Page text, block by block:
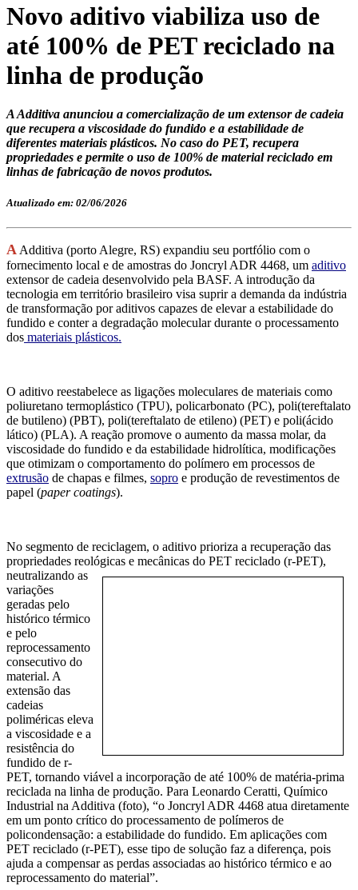
Novo aditivo viabiliza uso de
até 100% de PET reciclado na
linha de produção
A Additiva anunciou a comercialização de um extensor de cadeia
que recupera a viscosidade do fundido e a estabilidade de
diferentes materiais plásticos. No caso do PET, recupera
propriedades e permite o uso de 100% de material reciclado em
linhas de fabricação de novos produtos.
Atualizado em: 02/06/2026
AAdditiva (porto Alegre, RS) expandiu seu portfólio com o
fornecimento local e de amostras do Joncryl ADR 4468, um aditivo
extensor de cadeia desenvolvido pela BASF. A introdução da
tecnologia em território brasileiro visa suprir a demanda da indústria
de transformação por aditivos capazes de elevar a estabilidade do
fundido e conter a degradação molecular durante o processamento
dos materiais plásticos.
O aditivo reestabelece as ligações moleculares de materiais como
poliuretano termoplástico (TPU), policarbonato (PC), poli(tereftalato
de butileno) (PBT), poli(tereftalato de etileno) (PET) e poli(ácido
lático) (PLA). A reação promove o aumento da massa molar, da
viscosidade do fundido e da estabilidade hidrolítica, modificações
que otimizam o comportamento do polímero em processos de
extrusão de chapas e filmes, sopro e produção de revestimentos de
papel (paper coatings).
No segmento de reciclagem, o aditivo prioriza a recuperação das
propriedades reológicas e mecânicas do PET reciclado (r-PET),
neutralizando as
variações
geradas pelo
histórico térmico
e pelo
reprocessamento
consecutivo do
material. A
extensão das
cadeias
poliméricas eleva
a viscosidade e a
resistência do
fundido de r-
PET, tornando viável a incorporação de até 100% de matéria-prima
reciclada na linha de produção. Para Leonardo Ceratti, Químico
Industrial na Additiva (foto), “o Joncryl ADR 4468 atua diretamente
em um ponto crítico do processamento de polímeros de
policondensação: a estabilidade do fundido. Em aplicações com
PET reciclado (r-PET), esse tipo de solução faz a diferença, pois
ajuda a compensar as perdas associadas ao histórico térmico e ao
reprocessamento do material”.